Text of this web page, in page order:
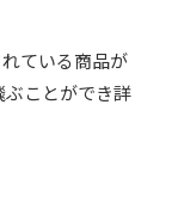
ている商品が
ことができ詳